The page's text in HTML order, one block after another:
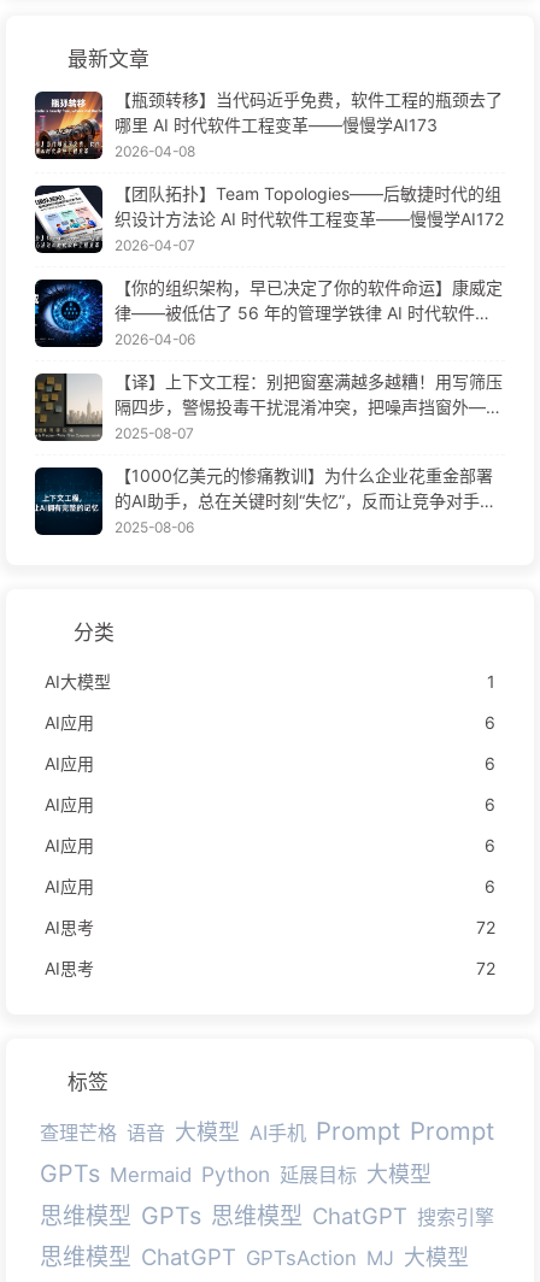
最新文章
【瓶颈转移】当代码近乎免费，软件工程的瓶颈去了
哪里 AI 时代软件工程变革——慢慢学AI173
2026-04-08
【团队拓扑】Team Topologies——后敏捷时代的组
织设计方法论 AI 时代软件工程变革——慢慢学AI172
2026-04-07
【你的组织架构，早已决定了你的软件命运】康威定
律——被低估了 56 年的管理学铁律 AI 时代软件工
程变革——慢慢学AI171
2026-04-06
【译】上下文工程：别把窗塞满越多越糟！用写筛压
隔四步，警惕投毒干扰混淆冲突，把噪声挡窗外——
慢慢学AI170
2025-08-07
【1000亿美元的惨痛教训】为什么企业花重金部署
的AI助手，总在关键时刻“失忆”，反而让竞争对手实
现90%性能提升？——慢慢学AI169
2025-08-06
分类
AI大模型
1
AI应用
6
AI应用
6
AI应用
6
AI应用
6
AI应用
6
AI思考
72
AI思考
72
标签
查理芒格 语音 大模型 AI手机 Prompt Prompt
GPTs Mermaid Python 延展目标 大模型
思维模型 GPTs 思维模型 ChatGPT 搜索引擎
思维模型 ChatGPT GPTsAction MJ 大模型